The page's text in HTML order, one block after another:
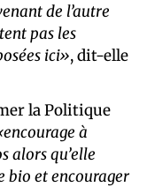
de l’autre
pas les
ici», dit-elle
la Politique
à
alors qu’elle
bio et encourager